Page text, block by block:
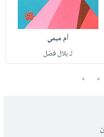
أم ميمي
لـ بلال فضل
4
5